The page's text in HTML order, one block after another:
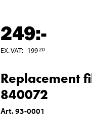
249:-
EX. VAT: 19920
Replacement
840072
Art.93-0001